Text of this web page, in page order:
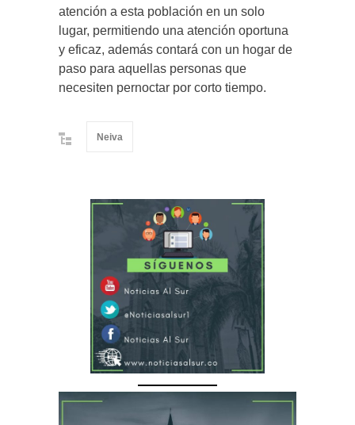
atención a esta población en un solo
lugar, permitiendo una atención oportuna
y eficaz, además contará con un hogar de
paso para aquellas personas que
necesiten pernoctar por corto tiempo.
Neiva